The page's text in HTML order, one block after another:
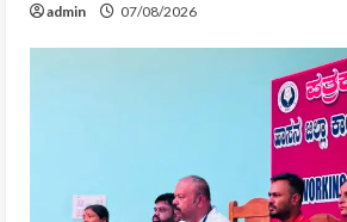
admin 07/08/2026